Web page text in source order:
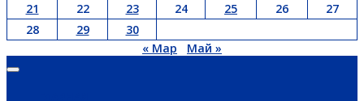
21
22 23 24 25 26
27
28
29
30
« Мар
Май »